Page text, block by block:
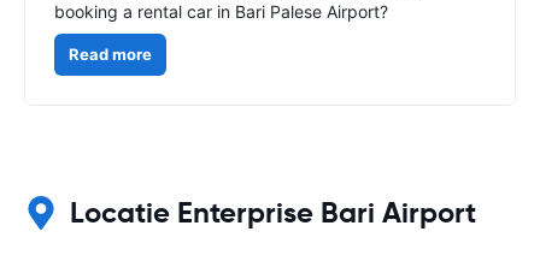
booking a rental car in Bari Palese Airport?
Read more
Locatie Enterprise Bari Airport